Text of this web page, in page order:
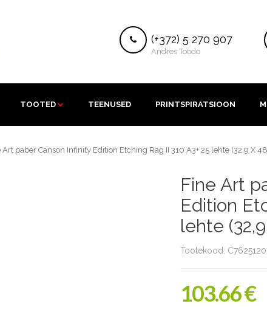
(+372) 5 270 907
Andres Toodo
TOOTED TEENUSED PRINTSPIRATSIOON
Art paber Canson Infinity Edition Etching Rag II 310 A3+ 25 lehte (32,9 X
Fine Art
Edition
lehte
Tootekood:
103.66 €